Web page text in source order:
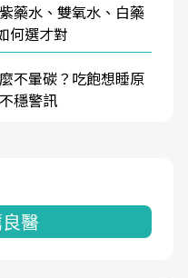
藥水、雙氧水、白藥
何選才對
不暈碳？吃飽想睡原
穩警訊
醫